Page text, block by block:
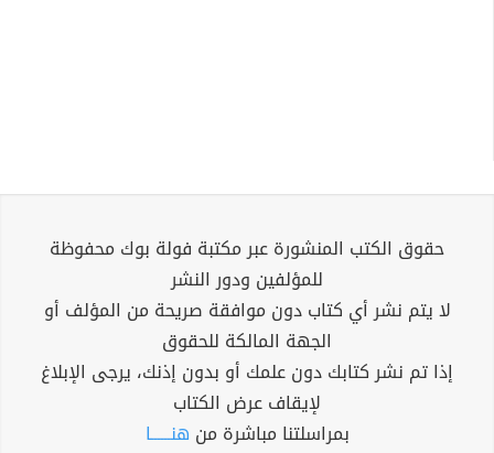
حقوق الكتب المنشورة عبر مكتبة فولة بوك محفوظة
للمؤلفين ودور النشر
لا يتم نشر أي كتاب دون موافقة صريحة من المؤلف أو
الجهة المالكة للحقوق
إذا تم نشر كتابك دون علمك أو بدون إذنك، يرجى الإبلاغ
لإيقاف عرض الكتاب
بمراسلتنا مباشرة من هنــــــا